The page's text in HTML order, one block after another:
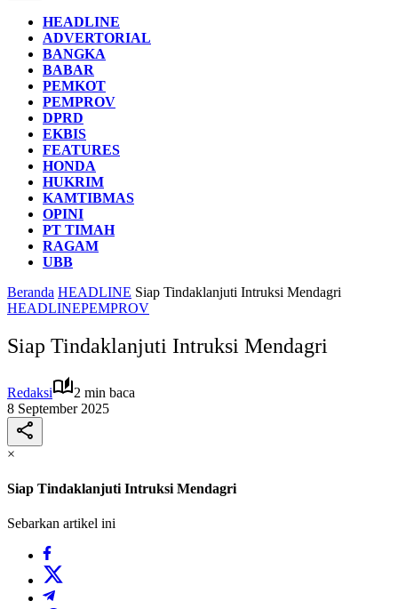
HEADLINE
ADVERTORIAL
BANGKA
BABAR
PEMKOT
PEMPROV
DPRD
EKBIS
FEATURES
HONDA
HUKRIM
KAMTIBMAS
OPINI
PT TIMAH
RAGAM
UBB
Beranda HEADLINE Siap Tindaklanjuti Intruksi Mendagri
HEADLINEPEMPROV
Siap Tindaklanjuti Intruksi Mendagri
Redaksi
2 min baca
8 September 2025
×
Siap Tindaklanjuti Intruksi Mendagri
Sebarkan artikel ini